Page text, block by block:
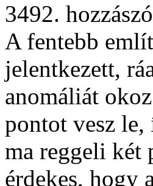
3492.
A fentebb
jelentkezett,
anomáliát
pontot vesz le,
ma reggeli két
érdekes, hogy